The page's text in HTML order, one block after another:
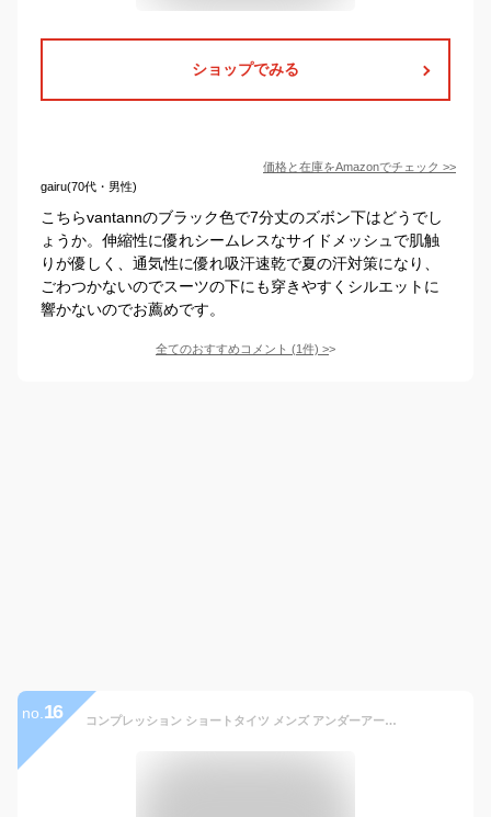
ショップでみる
価格と在庫をAmazonでチェック >>
gairu(70代・男性)
こちらvantannのブラック色で7分丈のズボン下はどうでし
ょうか。伸縮性に優れシームレスなサイドメッシュで肌触
りが優しく、通気性に優れ吸汗速乾で夏の汗対策になり、
ごわつかないのでスーツの下にも穿きやすくシルエットに
響かないのでお薦めです。
全てのおすすめコメント (1件) >
no. 16 コンプレッション ショートタイツ メンズ アンダーアーマー UNDER ARMOUR ヒートギア Armour/スポーツウェア インナーパンツ トレーニング ジム ランニンング フィットネス 男性 スパッツ パンツ ボトムス/1361596【返品不可】